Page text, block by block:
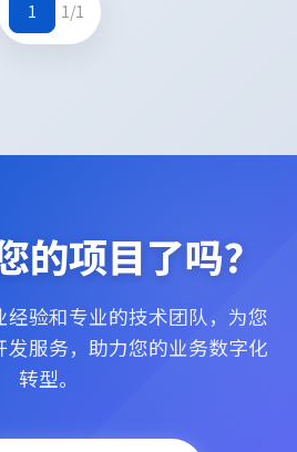
1 1/1
的项目了吗？
经验和专业的技术团队，为您
服务，助力您的业务数字化
转型。